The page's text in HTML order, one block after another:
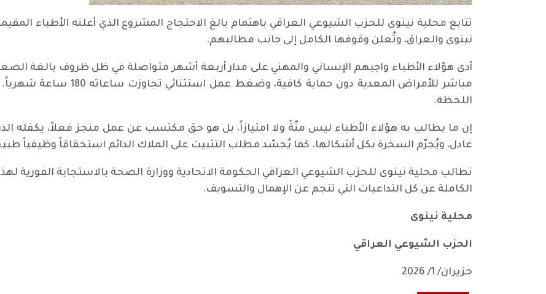
نينوى والعراق، وتُعلن وقوفها الكامل إلى جانب مطالبهم.
أدى هؤلاء الأطباء واجبهم الإنساني والمهني على مدار أربعة أشهر متواصلة في ظل ظروف بالغة
مباشر للأمراض المعدية دون
اللحظة.
إن ما يطالب به هؤلاء الأطباء ليس منّةً ولا امتيازاً، بل هو حق مكتسب عن عمل منجز فعلاً، يكفله
عادل، ويُجرّم السخرة بكل أشكالها. كما يُجسّد مطلب التثبيت على الملاك الدائم استحقاقاً وظيفياً
تطالب محلية نينوى للحزب الشيوعي العراقي الحكومة الاتحادية ووزارة الصحة بالاستجابة الفورية
الكاملة عن كل التداعيات التي تنجم عن الإهمال والتسويف.
محلية نينوى
الحزب الشيوعي العراقي
حزيران/ 1/ 2026